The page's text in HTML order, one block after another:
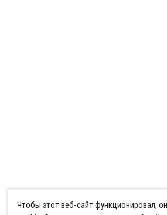
Чтобы этот веб-сайт функционировал,